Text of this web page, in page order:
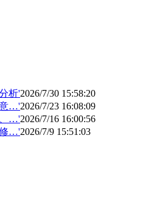
析'2026/7/30 15:58:20
意…'2026/7/23 16:08:09
、…'2026/7/16 16:00:56
修…'2026/7/9 15:51:03